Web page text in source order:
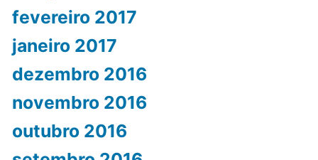
fevereiro 2017
janeiro 2017
dezembro 2016
novembro 2016
outubro 2016